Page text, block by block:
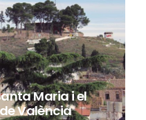
Maria i el
València